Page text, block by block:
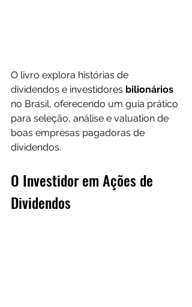
O livro explora histórias de
dividendos e investidores bilionários
no Brasil, oferecendo um guia prático
para seleção, análise e valuation de
boas empresas pagadoras de
dividendos.
O Investidor em Ações de
Dividendos